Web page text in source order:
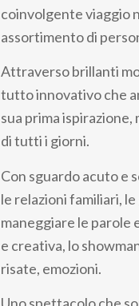
coinvolgente viaggio
assortimento di
Attraverso brillanti
tutto innovativo che
sua prima
di tutti i giorni.
Con sguardo acuto e
le relazioni familiari,
maneggiare le parole
e creativa, lo
risate, emozioni.